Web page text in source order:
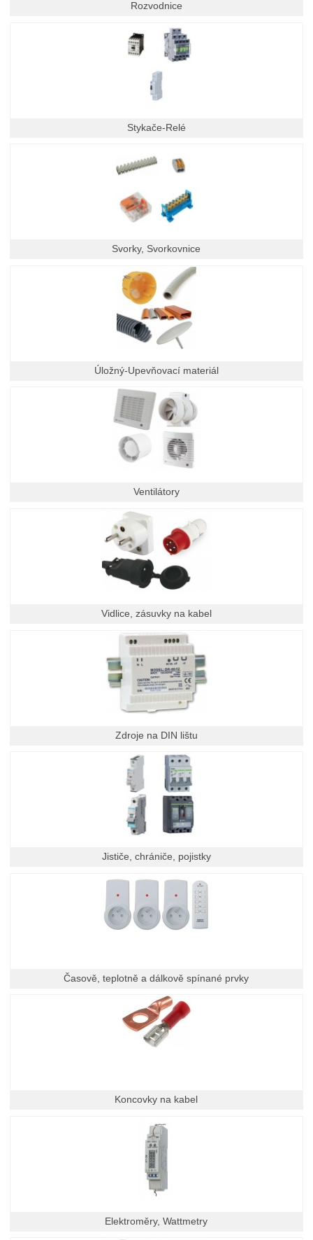
Rozvodnice
Stykače-Relé
Svorky, Svorkovnice
Úložný-Upevňovací materiál
Ventilátory
Vidlice, zásuvky na kabel
Zdroje na DIN lištu
Jističe, chrániče, pojistky
Časově, teplotně a dálkově spínané prvky
Koncovky na kabel
Elektroměry, Wattmetry